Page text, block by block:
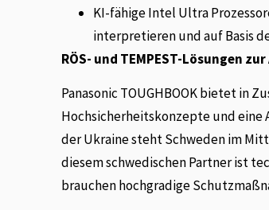
KI-fähige Intel Ultra
interpretieren und auf Basis
RÖS- und TEMPEST-Lösungen
Panasonic TOUGHBOOK bietet in
Hochsicherheitskonzepte und eine
der Ukraine steht Schweden im
diesem schwedischen Partner ist
brauchen hochgradige